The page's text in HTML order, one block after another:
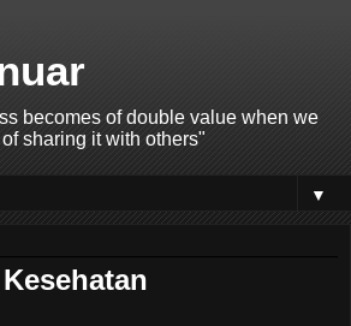
becomes of double value when we
sharing it with others"
▼